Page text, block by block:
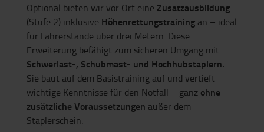
Optional bieten wir vor Ort eine Zusatzausbildung
(Stufe 2) inklusive Höhenrettungstraining an – ideal
für Fahrerstände über drei Metern. Diese
Erweiterung befähigt zum sicheren Umgang mit
Schwerlast-, Schubmast- und Hochhubstaplern.
Sie baut auf dem Basistraining auf und vertieft
wichtige Kenntnisse für den Notfall – ganz ohne
zusätzliche Voraussetzungen außer dem
Staplerschein.